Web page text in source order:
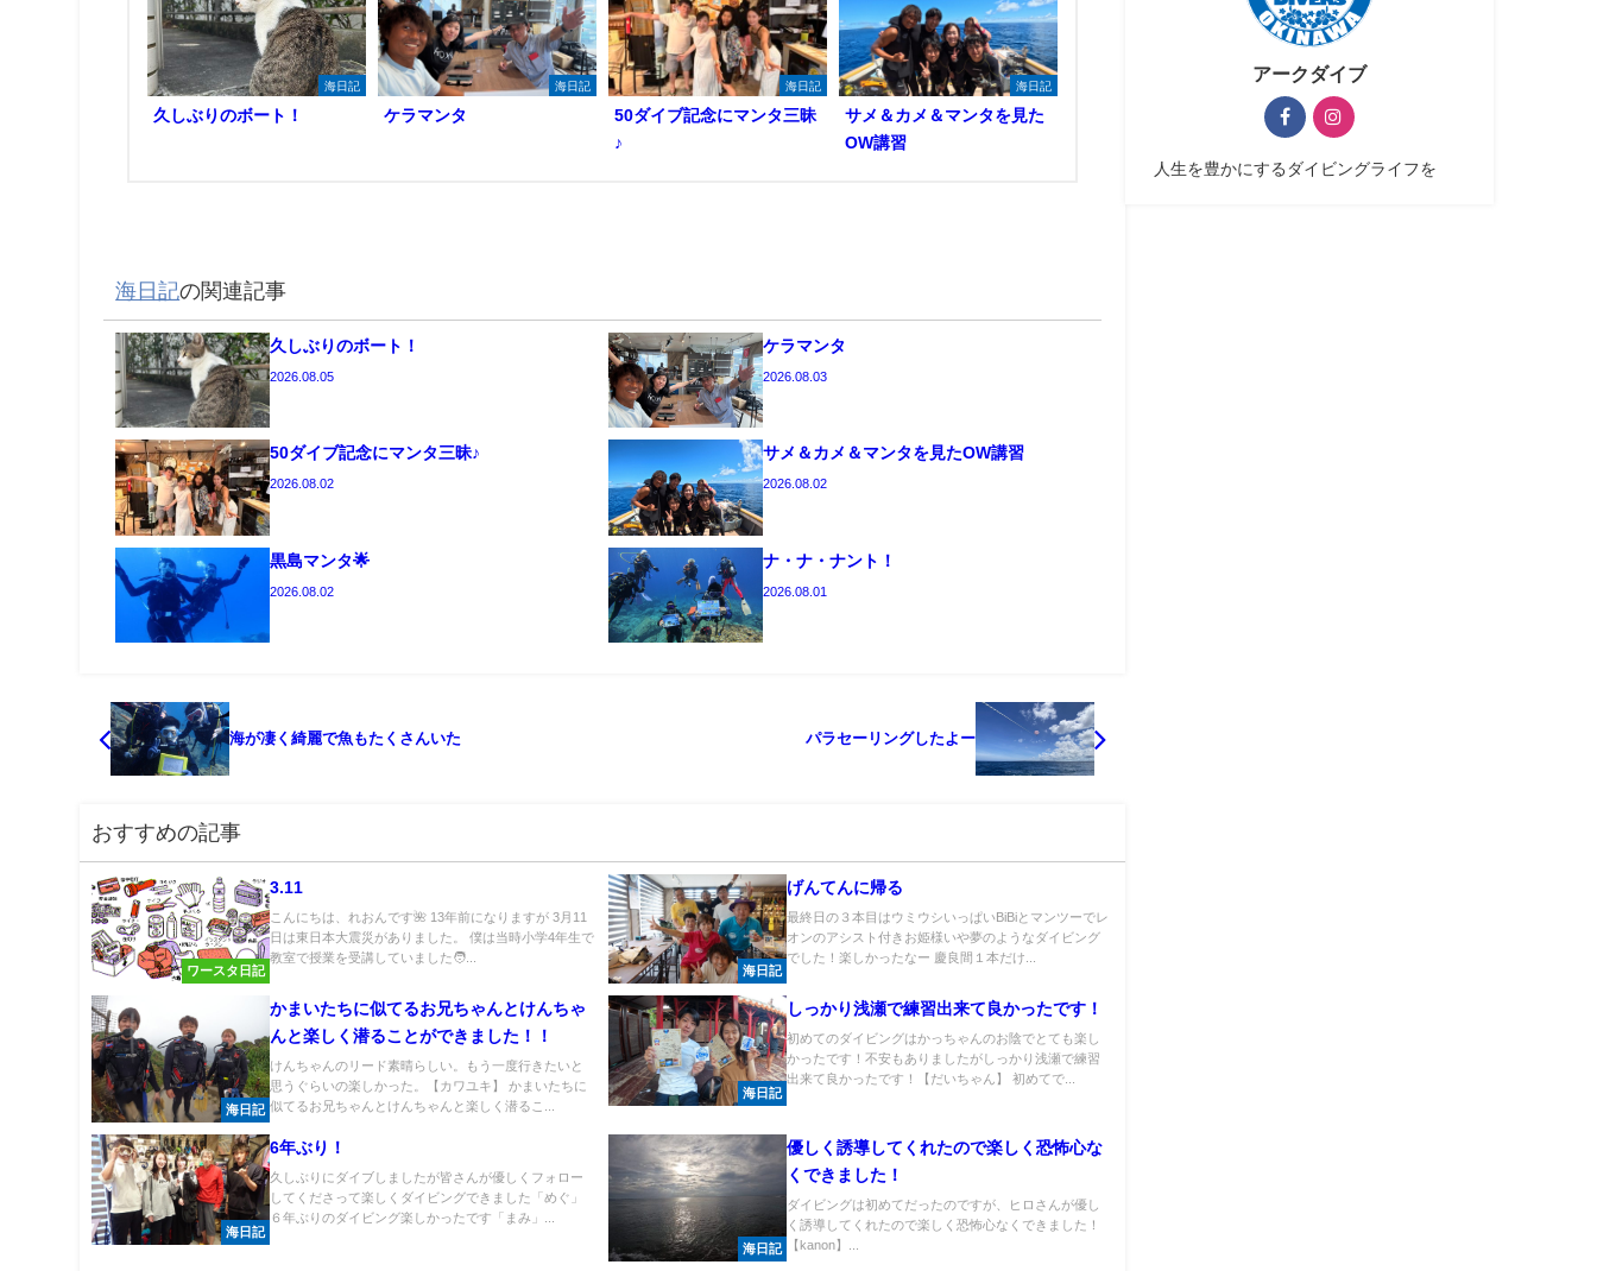
海日記
久しぶりのボート！
海日記
ケラマンタ
海日記
50ダイブ記念にマンタ三昧
♪
海日記
サメ＆カメ＆マンタを見た
OW講習
海日記の関連記事
久しぶりのボート！
2026.08.05
ケラマンタ
2026.08.03
50ダイブ記念にマンタ三昧♪
2026.08.02
サメ＆カメ＆マンタを見たOW講習
2026.08.02
黒島マンタ🌟
2026.08.02
ナ・ナ・ナント！
2026.08.01
海が凄く綺麗で魚もたくさんいた パラセーリングしたよー
おすすめの記事
ワースタ日記
3.11
こんにちは、れおんです🌺 13年前になりますが 3月11
日は東日本大震災がありました。 僕は当時小学4年生で
教室で授業を受講していました🧑...
海日記
げんてんに帰る
最終日の３本目はウミウシいっぱいBiBiとマンツーでレ
オンのアシスト付きお姫様いや夢のようなダイビング
でした！楽しかったなー 慶良間１本だけ...
海日記
かまいたちに似てるお兄ちゃんとけんちゃ
んと楽しく潜ることができました！！
けんちゃんのリード素晴らしい。もう一度行きたいと
思うぐらいの楽しかった。【カワユキ】 かまいたちに
似てるお兄ちゃんとけんちゃんと楽しく潜るこ...
海日記
しっかり浅瀬で練習出来て良かったです！
初めてのダイビングはかっちゃんのお陰でとても楽し
かったです！不安もありましたがしっかり浅瀬で練習
出来て良かったです！【だいちゃん】 初めてで...
海日記
6年ぶり！
久しぶりにダイブしましたが皆さんが優しくフォロー
してくださって楽しくダイビングできました「めぐ」
６年ぶりのダイビング楽しかったです「まみ」...
海日記
優しく誘導してくれたので楽しく恐怖心な
くできました！
ダイビングは初めてだったのですが、ヒロさんが優し
く誘導してくれたので楽しく恐怖心なくできました！
【kanon】...
アークダイブ
人生を豊かにするダイビングライフを